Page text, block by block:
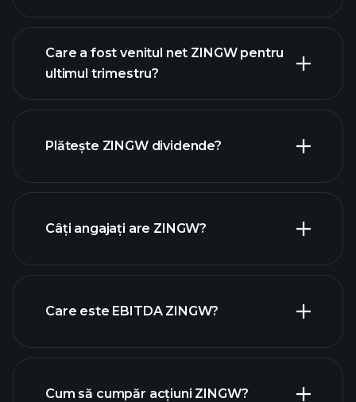
câștigurile ZINGW
rapoartele financiare
Care a fost venitul net ZINGW pentru
ultimul trimestru?
Plătește ZINGW dividende?
acțiuni cu dividende mari
Câți angajați are ZINGW?
Care este EBITDA ZINGW?
Cum să cumpăr acțiuni ZINGW?